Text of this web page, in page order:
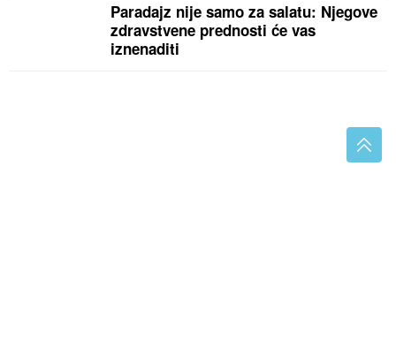
Paradajz nije samo za salatu: Njegove
zdravstvene prednosti će vas
iznenaditi